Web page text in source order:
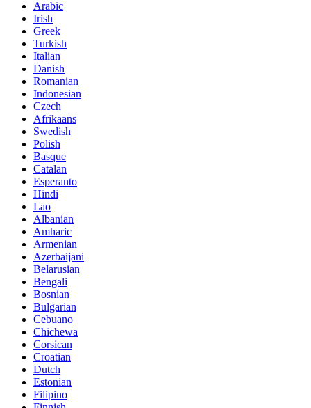
Arabic
Irish
Greek
Turkish
Italian
Danish
Romanian
Indonesian
Czech
Afrikaans
Swedish
Polish
Basque
Catalan
Esperanto
Hindi
Lao
Albanian
Amharic
Armenian
Azerbaijani
Belarusian
Bengali
Bosnian
Bulgarian
Cebuano
Chichewa
Corsican
Croatian
Dutch
Estonian
Filipino